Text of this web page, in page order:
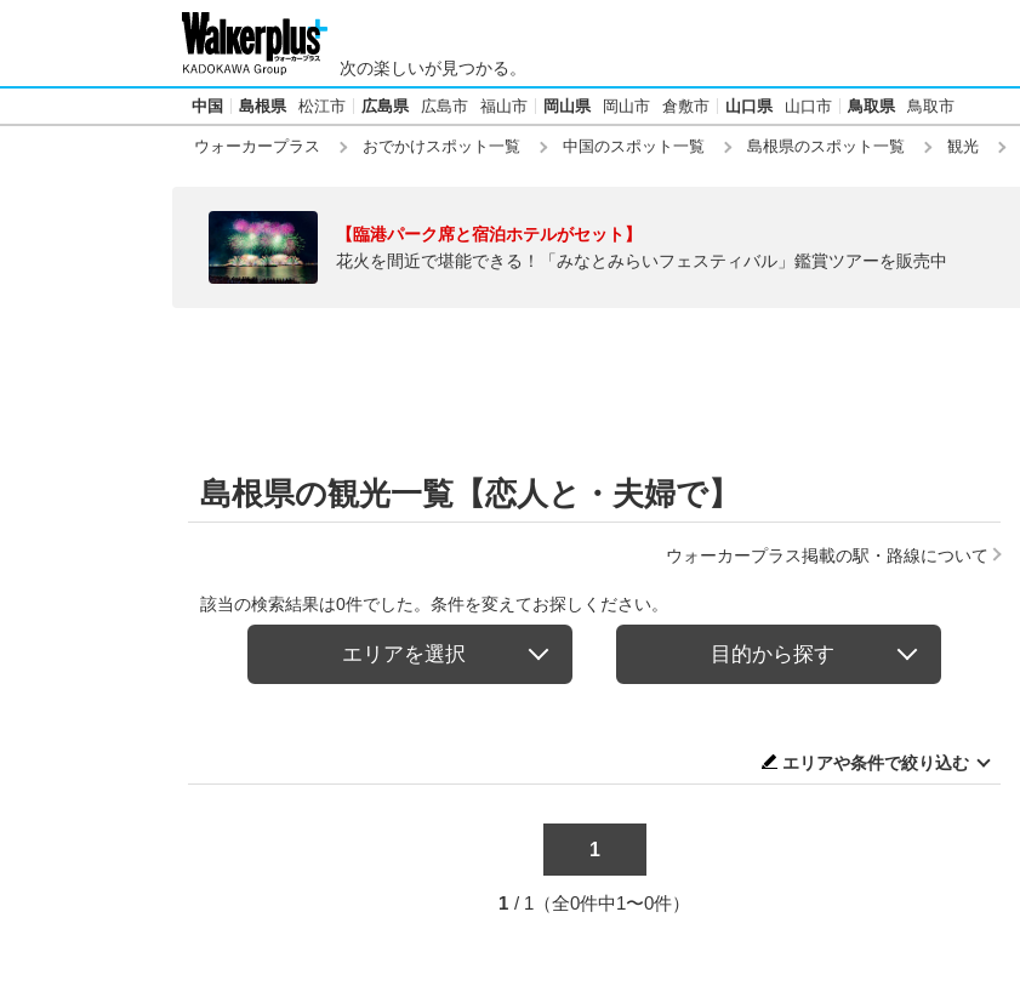
次の楽しいが見つかる。
中国 島根県 松江市 広島県 広島市 福山市 岡山県 岡山市 倉敷市 山口県 山口市 鳥取県 鳥取市
ウォーカープラス おでかけスポット一覧 中国のスポット一覧 島根県のスポット一覧 観光
【臨港パーク席と宿泊ホテルがセット】
花火を間近で堪能できる！「みなとみらいフェスティバル」鑑賞ツアーを販売中
島根県の観光一覧【恋人と・夫婦で】
ウォーカープラス掲載の駅・路線について
該当の検索結果は0件でした。条件を変えてお探しください。
エリアを選択 目的から探す
エリアや条件で絞り込む
1
1 / 1（全0件中1〜0件）